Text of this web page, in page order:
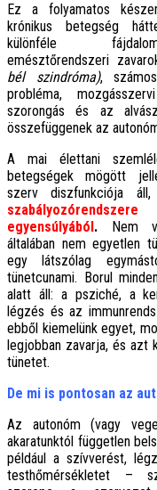
Ez a folyamatos
krónikus betegség
különféle
emésztőrendszeri
bél szindróma),
probléma,
szorongás és az
összefüggenek az
A mai élettani
betegségek mögött
szerv diszfunkciója
egyensúlyából . Nem
általában nem egyetlen
egy látszólag
tünetcunami. Borul
alatt áll: a psziché, a
légzés és az
ebből kiemelünk egyet,
legjobban zavarja, és azt
tünetet.
De mi is pontosan az
Az autonóm (vagy
akaratunktól független
például a szívverést,
testhőmérsékletet –